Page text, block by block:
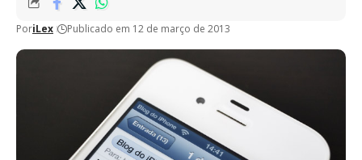
PoriLex Publicado em 12 de março de 2013